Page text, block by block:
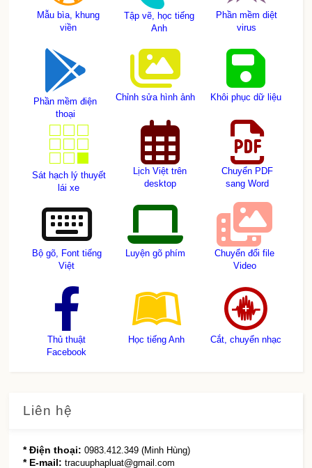
Mẫu bìa, khung
viền
Tập vẽ, học tiếng
Anh
Phần mềm diệt
virus
Phần mềm điện
thoại
Chỉnh sửa hình ảnh Khôi phục dữ liệu
Sát hạch lý thuyết
lái xe
Lịch Việt trên
desktop
Chuyển PDF
sang Word
Bộ gõ, Font tiếng
Việt
Luyện gõ phím
Chuyển đổi file
Video
Thủ thuật
Facebook
Học tiếng Anh Cắt, chuyển nhạc
Liên hệ
* Điện thoại:0983.412.349 (Minh Hùng)
* E-mail: tracuuphapluat@gmail.com